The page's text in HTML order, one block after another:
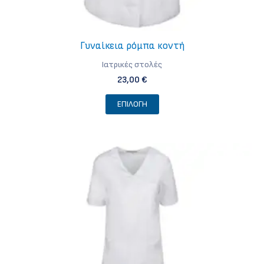
Γυναίκεια ρόμπα κοντή
Iατρικές στολές
23,00 €
ΕΠΙΛΟΓΉ
Αυτό
το
πολλαπλές
παραλλαγές.
Οι
επιλογές
επιλεγούν